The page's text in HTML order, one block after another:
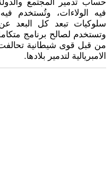
حساب تدمير المجتمع
فيه الولاءات، وتُستخدم فيه
سلوكيات تبعد كل البعد عن
وتستخدم لصالح برنامج
من قبل قوى شيطانية
الامبريالية لتدمير بلادها.